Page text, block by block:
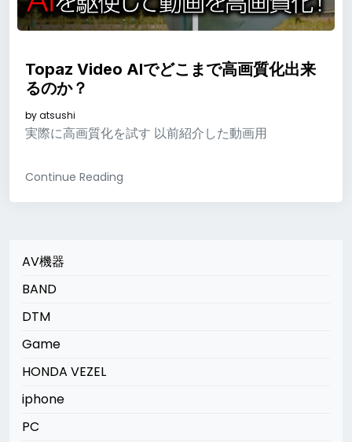
Topaz Video AIでどこまで高画質化出来
るのか？
byatsushi
実際に高画質化を試す 以前紹介した動画用
Continue Reading
AV機器
BAND
DTM
Game
HONDA VEZEL
iphone
PC